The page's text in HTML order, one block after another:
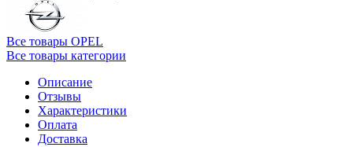
Все товары OPEL
Все товары категории
Описание
Отзывы
Характеристики
Оплата
Доставка